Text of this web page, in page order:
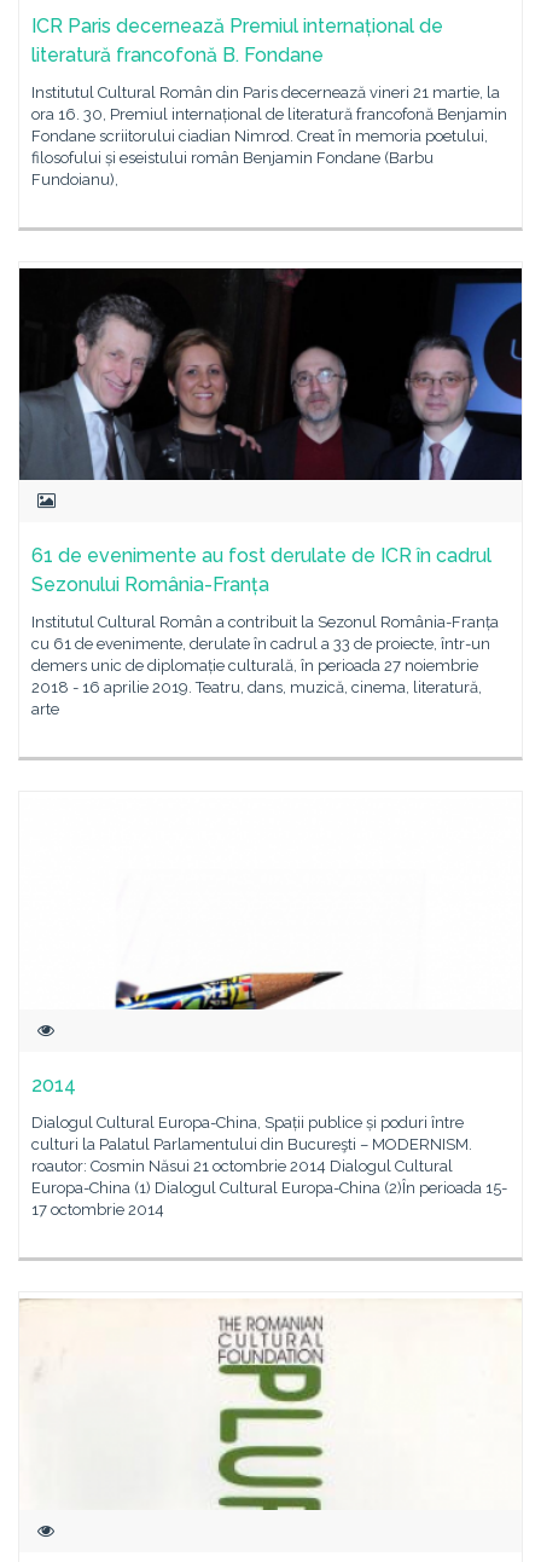
ICR Paris decernează Premiul internațional de
literatură francofonă B. Fondane
Institutul Cultural Român din Paris decernează vineri 21 martie, la
ora 16. 30, Premiul internațional de literatură francofonă Benjamin
Fondane scriitorului ciadian Nimrod. Creat în memoria poetului,
filosofului și eseistului român Benjamin Fondane (Barbu
Fundoianu),
61 de evenimente au fost derulate de ICR în cadrul
Sezonului România-Franța
Institutul Cultural Român a contribuit la Sezonul România-Franța
cu 61 de evenimente, derulate în cadrul a 33 de proiecte, într-un
demers unic de diplomație culturală, în perioada 27 noiembrie
2018 - 16 aprilie 2019. Teatru, dans, muzică, cinema, literatură,
arte
2014
Dialogul Cultural Europa-China, Spații publice și poduri între
culturi la Palatul Parlamentului din Bucureşti – MODERNISM.
roautor: Cosmin Năsui 21 octombrie 2014 Dialogul Cultural
Europa-China (1) Dialogul Cultural Europa-China (2)În perioada 15-
17 octombrie 2014